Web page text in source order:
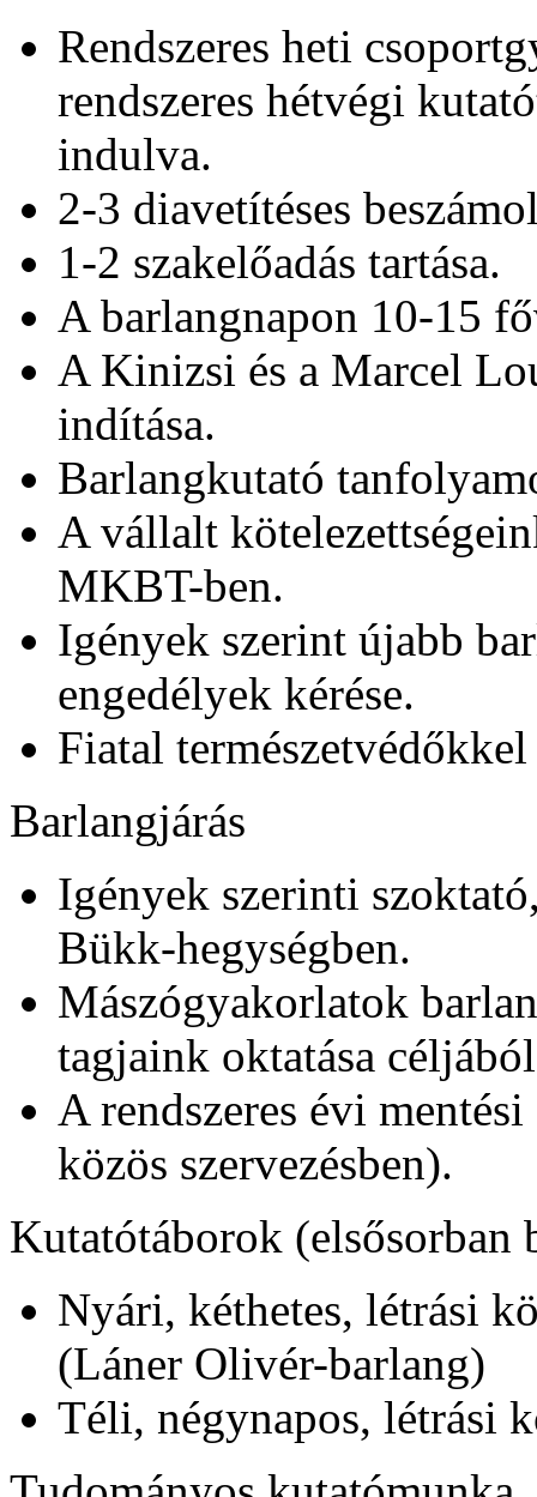
Rendszeres heti
rendszeres hétvégi
indulva.
2-3 diavetítéses
1-2 szakelőadás tartása.
A barlangnapon 10-15
A Kinizsi és a Marcel
indítása.
Barlangkutató
A vállalt
MKBT-ben.
Igények szerint újabb
engedélyek kérése.
Fiatal
Barlangjárás
Igények szerinti
Bükk-hegységben.
Mászógyakorlatok
tagjaink oktatása
A rendszeres évi
közös szervezésben).
Kutatótáborok (elsősorban
Nyári, kéthetes, létrási
(Láner Olivér-barlang)
Téli, négynapos, létrási